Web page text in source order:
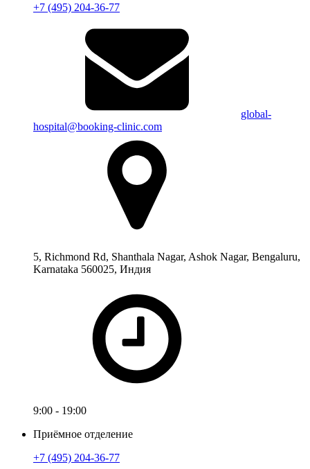
+7 (495) 204-36-77
global-
hospital@booking-clinic.com
5, Richmond Rd, Shanthala Nagar, Ashok Nagar, Bengaluru,
Karnataka 560025, Индия
9:00 - 19:00
Приёмное отделение
+7 (495) 204-36-77